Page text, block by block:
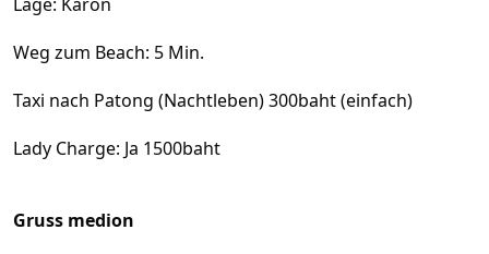
Weg zum Beach: 5 Min.
Taxi nach Patong (Nachtleben) 300baht (einfach)
Lady Charge: Ja 1500baht
Gruss medion